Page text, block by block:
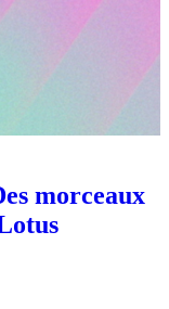
morceaux